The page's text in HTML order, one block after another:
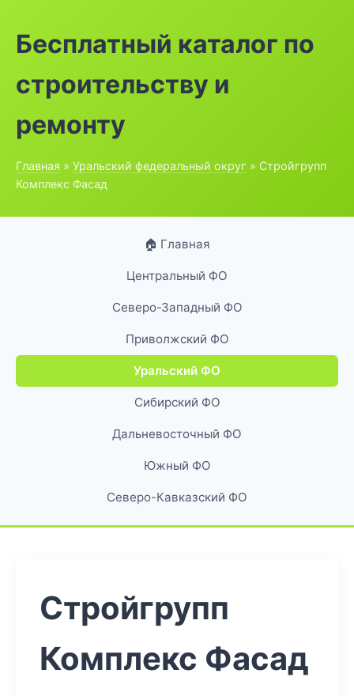
Бесплатный каталог по
строительству и
ремонту
Главная » Уральский федеральный округ » Стройгрупп
Комплекс Фасад
🏠 Главная
Центральный ФО
Северо-Западный ФО
Приволжский ФО
Уральский ФО
Сибирский ФО
Дальневосточный ФО
Южный ФО
Северо-Кавказский ФО
Стройгрупп
Комплекс Фасад